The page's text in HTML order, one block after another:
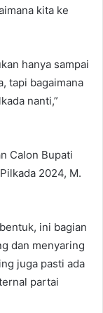
kita ke
hanya sampai
tapi bagaimana
nanti,”
Calon Bupati
2024, M.
ini bagian
dan menyaring
juga pasti ada
partai